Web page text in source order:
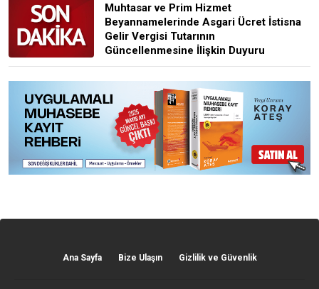
Muhtasar ve Prim Hizmet
Beyannamelerinde Asgari Ücret İstisna
Gelir Vergisi Tutarının
Güncellenmesine İlişkin Duyuru
Ana Sayfa Bize Ulaşın Gizlilik ve Güvenlik